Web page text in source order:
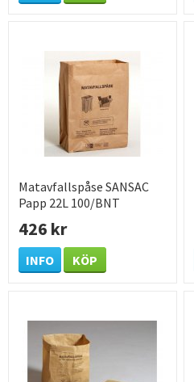
Matavfallspåse SANSAC
Papp 22L 100/BNT
426 kr
INFO KÖP